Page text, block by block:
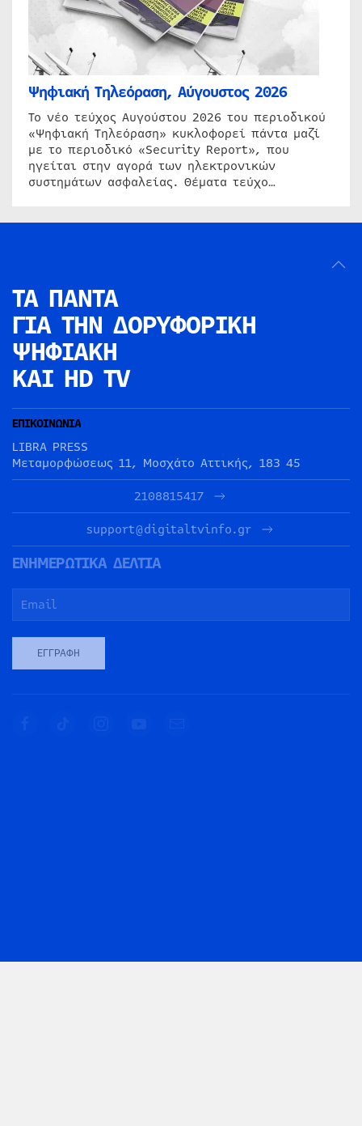
Ψηφιακή Τηλεόραση, Αύγουστος 2026
Το νέο τεύχος Αυγούστου 2026 του περιοδικού
«Ψηφιακή Τηλεόραση» κυκλοφορεί πάντα μαζί
με το περιοδικό «Security Report», που
ηγείται στην αγορά των ηλεκτρονικών
συστημάτων ασφαλείας. Θέματα τεύχο…
ΤΑ ΠΑΝΤΑ
ΓΙΑ ΤΗΝ ΔΟΡΥΦΟΡΙΚΗ
ΨΗΦΙΑΚΗ
ΚΑΙ HD TV
ΕΠΙΚΟΙΝΩΝΙΑ
LIBRA PRESS
Μεταμορφώσεως 11, Μοσχάτο Αττικής, 183 45
2108815417
support@digitaltvinfo.gr
ΕΝΗΜΕΡΩΤΙΚΑ ΔΕΛΤΙΑ
ΕΓΓΡΑΦΉ